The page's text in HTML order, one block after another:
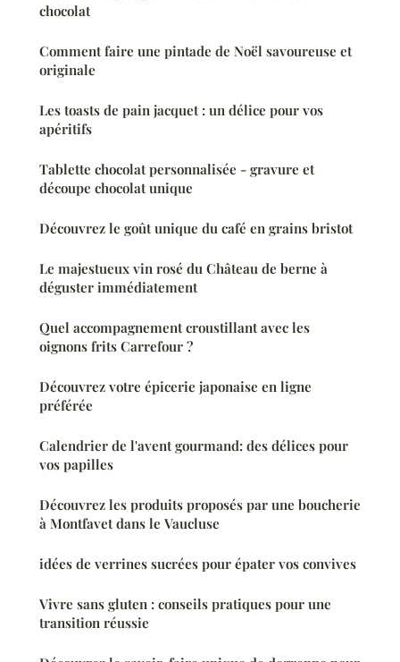
chocolat
Comment faire une pintade de Noël savoureuse et
originale
Les toasts de pain jacquet : un délice pour vos
apéritifs
Tablette chocolat personnalisée - gravure et
découpe chocolat unique
Découvrez le goût unique du café en grains bristot
Le majestueux vin rosé du Château de berne à
déguster immédiatement
Quel accompagnement croustillant avec les
oignons frits Carrefour ?
Découvrez votre épicerie japonaise en ligne
préférée
Calendrier de l'avent gourmand: des délices pour
vos papilles
Découvrez les produits proposés par une boucherie
à Montfavet dans le Vaucluse
idées de verrines sucrées pour épater vos convives
Vivre sans gluten : conseils pratiques pour une
transition réussie